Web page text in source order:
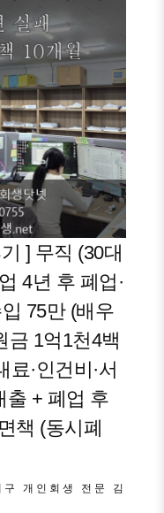
] 무직 (30대
4년 후 폐업·
75만 (배우
금 1억1천4백
·인건비·서
출 + 폐업 후
책 (동시폐
구 개인회생 전문 김